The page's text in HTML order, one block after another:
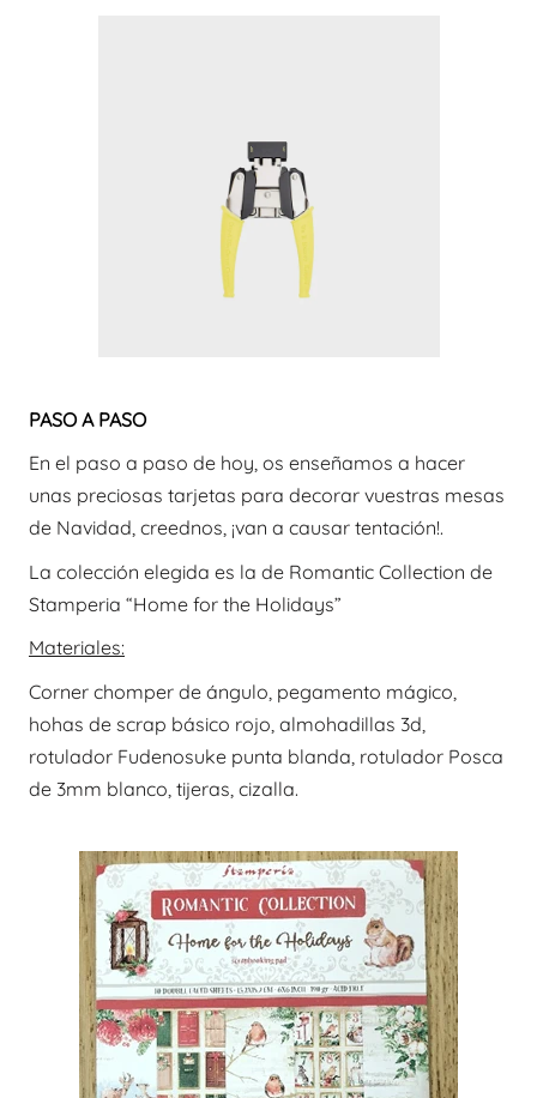
PASO A PASO
En el paso a paso de hoy, os enseñamos a hacer
unas preciosas tarjetas para decorar vuestras mesas
de Navidad, creednos, ¡van a causar tentación!.
La colección elegida es la de Romantic Collection de
Stamperia “Home for the Holidays”
Materiales:
Corner chomper de ángulo, pegamento mágico,
hohas de scrap básico rojo, almohadillas 3d,
rotulador Fudenosuke punta blanda, rotulador Posca
de 3mm blanco, tijeras, cizalla.